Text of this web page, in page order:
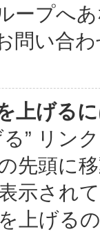
ープへ
問い合
上げる
” リン
先頭に
示され
上げる